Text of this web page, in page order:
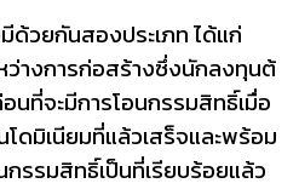
ด้วยกันสองประเภท ได้แก่
ว่างการก่อสร้างซึ่งนักลงทุนต้
นที่จะมีการโอนกรรมสิทธิ์เมื่อ
ดมิเนียมที่แล้วเสร็จและพร้อม
กรรมสิทธิ์เป็นที่เรียบร้อยแล้ว